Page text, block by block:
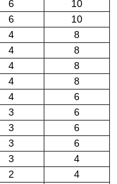
6
10
6
10
4
8
4
8
4
8
4
8
4
6
3
6
3
6
3
6
3
4
2
4